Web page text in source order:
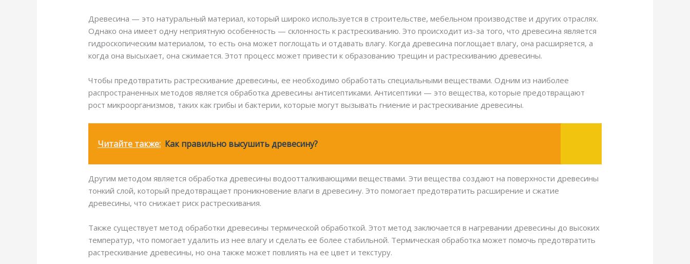
Древесина — это натуральный материал, который широко используется в строительстве, мебельном производстве и других отраслях.
Однако она имеет одну неприятную особенность — склонность к растрескиванию. Это происходит из-за того, что древесина является
гидроскопическим материалом, то есть она может поглощать и отдавать влагу. Когда древесина поглощает влагу, она расширяется, а
когда она высыхает, она сжимается. Этот процесс может привести к образованию трещин и растрескиванию древесины.
Чтобы предотвратить растрескивание древесины, ее необходимо обработать специальными веществами. Одним из наиболее
распространенных методов является обработка древесины антисептиками. Антисептики — это вещества, которые предотвращают
рост микроорганизмов, таких как грибы и бактерии, которые могут вызывать гниение и растрескивание древесины.
Читайте также: Как правильно высушить древесину?
Другим методом является обработка древесины водоотталкивающими веществами. Эти вещества создают на поверхности древесины
тонкий слой, который предотвращает проникновение влаги в древесину. Это помогает предотвратить расширение и сжатие
древесины, что снижает риск растрескивания.
Также существует метод обработки древесины термической обработкой. Этот метод заключается в нагревании древесины до высоких
температур, что помогает удалить из нее влагу и сделать ее более стабильной. Термическая обработка может помочь предотвратить
растрескивание древесины, но она также может повлиять на ее цвет и текстуру.